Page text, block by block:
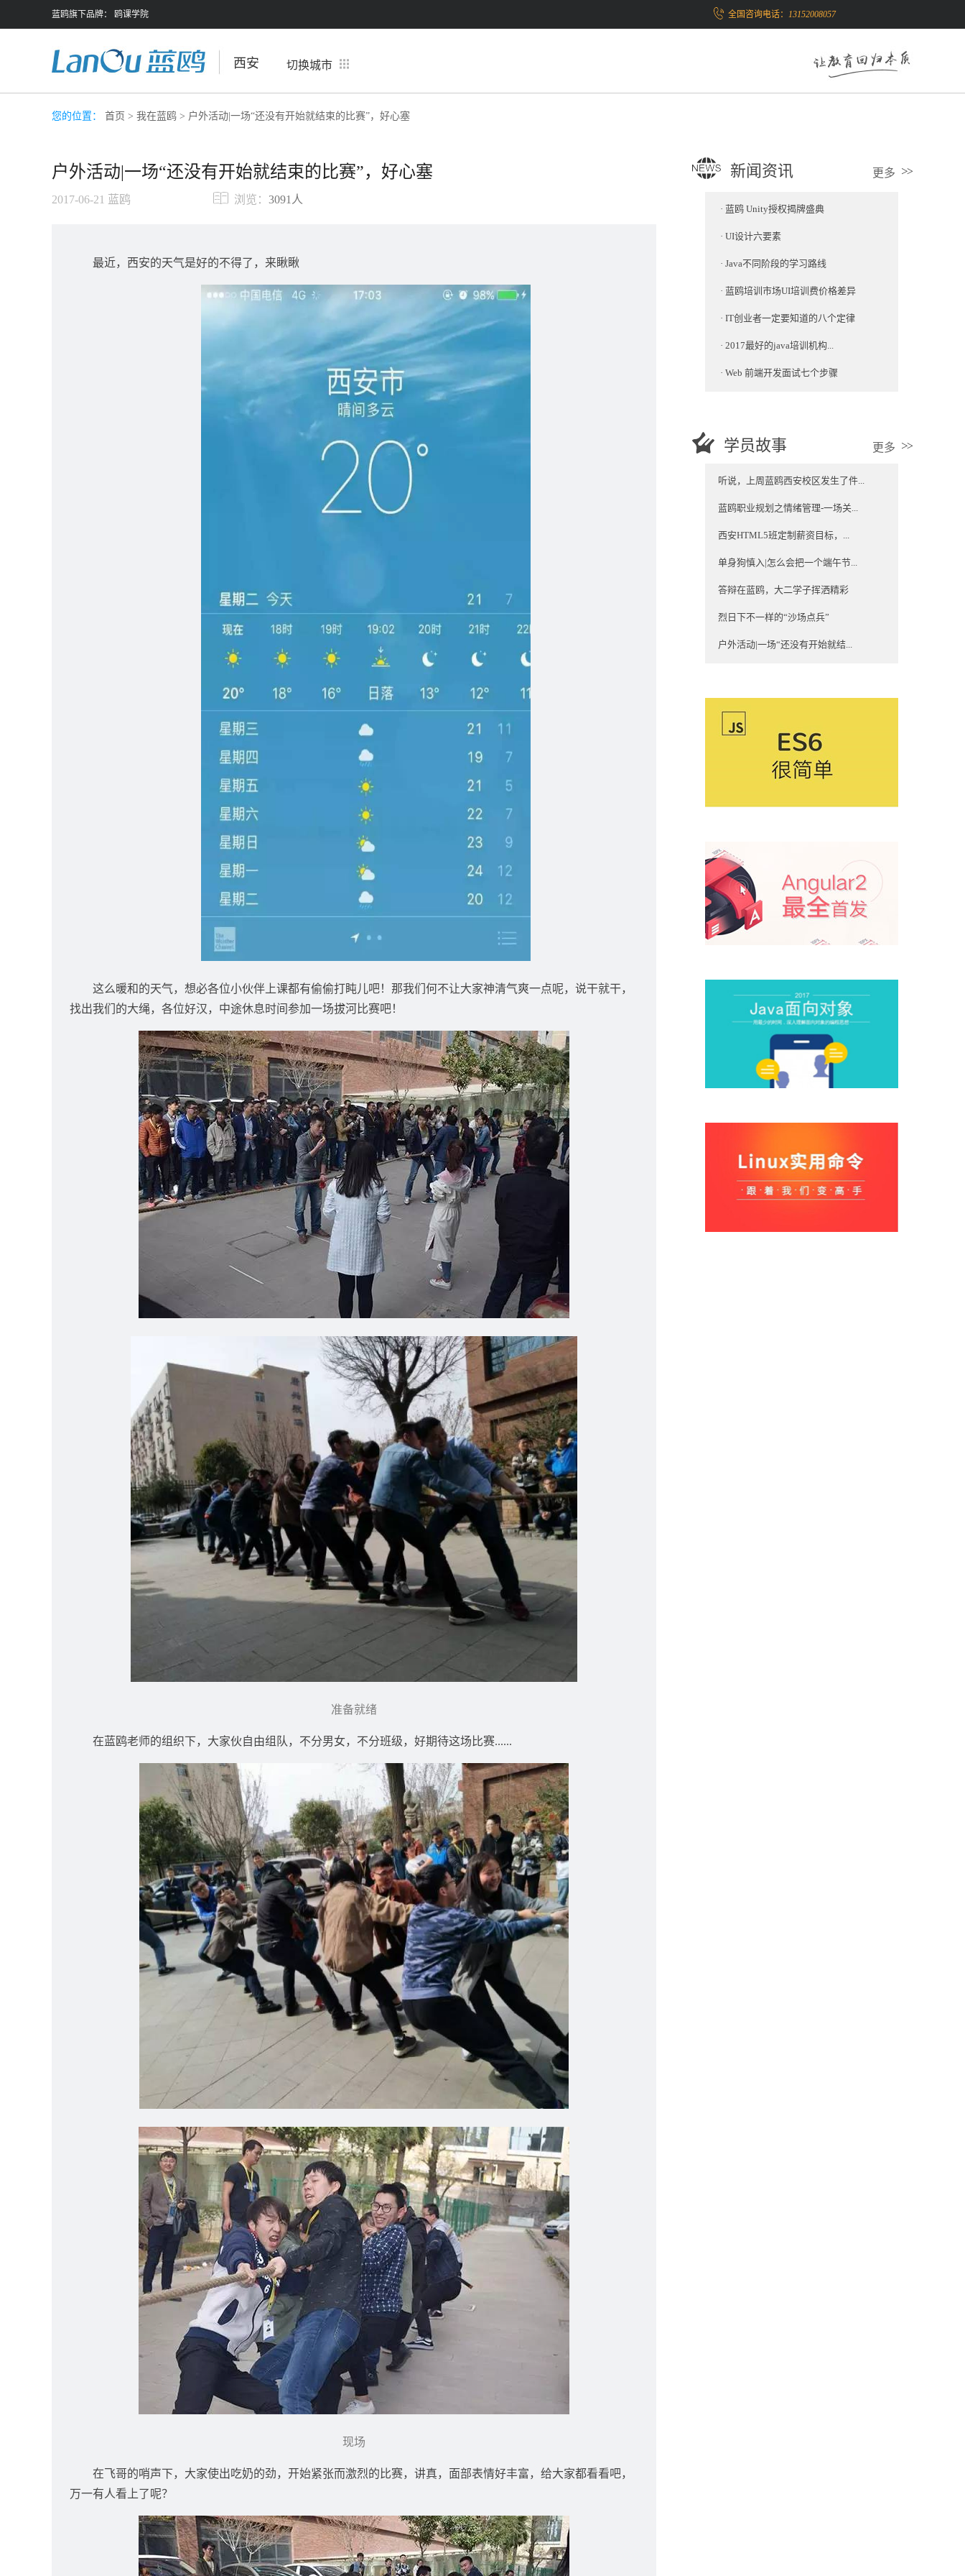
蓝鸥旗下品牌： 鸥课学院 全国咨询电话： 13152008057
西安 切换城市
您的位置： 首页 > 我在蓝鸥 > 户外活动|一场“还没有开始就结束的比赛”，好心塞
户外活动|一场“还没有开始就结束的比赛”，好心塞
2017-06-21 蓝鸥 3091人
浏览：
最近，西安的天气是好的不得了，来瞅瞅
这么暖和的天气，想必各位小伙伴上课都有偷偷打盹儿吧！那我们何不让大家神清气爽一点呢，说干就干，
找出我们的大绳，各位好汉，中途休息时间参加一场拔河比赛吧！
准备就绪
在蓝鸥老师的组织下，大家伙自由组队，不分男女，不分班级，好期待这场比赛......
现场
在飞哥的哨声下，大家使出吃奶的劲，开始紧张而激烈的比赛，讲真，面部表情好丰富，给大家都看看吧，
万一有人看上了呢？
新闻资讯 更多
· 蓝鸥 Unity授权揭牌盛典
· UI设计六要素
· Java不同阶段的学习路线
· 蓝鸥培训市场UI培训费价格差异
· IT创业者一定要知道的八个定律
· 2017最好的java培训机构...
· Web 前端开发面试七个步骤
学员故事 更多
听说，上周蓝鸥西安校区发生了件...
蓝鸥职业规划之情绪管理-一场关...
西安HTML5班定制薪资目标，...
单身狗慎入|怎么会把一个端午节...
答辩在蓝鸥，大二学子挥洒精彩
烈日下不一样的“沙场点兵”
户外活动|一场“还没有开始就结...